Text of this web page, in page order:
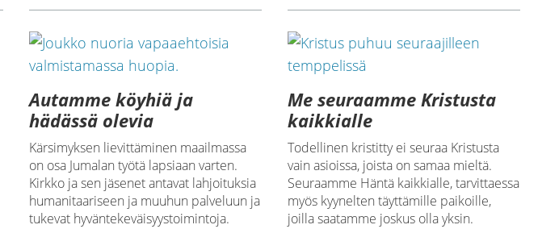
Autamme köyhiä ja
hädässä olevia
Kärsimyksen lievittäminen maailmassa
on osa Jumalan työtä lapsiaan varten.
Kirkko ja sen jäsenet antavat lahjoituksia
humanitaariseen ja muuhun palveluun ja
tukevat hyväntekeväisyystoimintoja.
Me seuraamme Kristusta
kaikkialle
Todellinen kristitty ei seuraa Kristusta
vain asioissa, joista on samaa mieltä.
Seuraamme Häntä kaikkialle, tarvittaessa
myös kyynelten täyttämille paikoille,
joilla saatamme joskus olla yksin.